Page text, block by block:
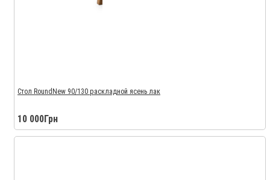
Стол RoundNew 90/130 раскладной ясень лак
10 000Грн